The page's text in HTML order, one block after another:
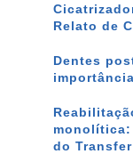
Relato de
Dentes
do